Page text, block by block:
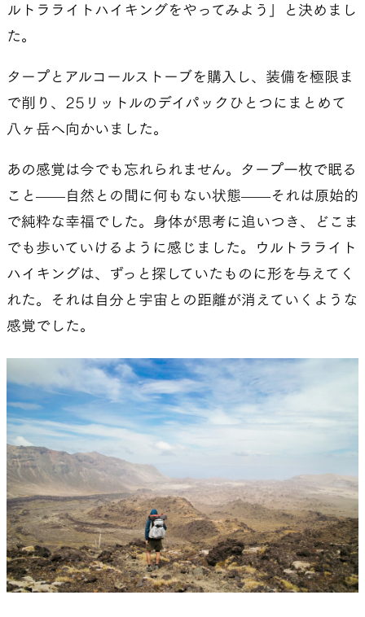
ルトラライトハイキングをやってみよう」と決めまし
た。
タープとアルコールストーブを購入し、装備を極限ま
で削り、25リットルのデイパックひとつにまとめて
八ヶ岳へ向かいました。
あの感覚は今でも忘れられません。タープ一枚で眠る
こと——自然との間に何もない状態——それは原始的
で純粋な幸福でした。身体が思考に追いつき、どこま
でも歩いていけるように感じました。ウルトラライト
ハイキングは、ずっと探していたものに形を与えてく
れた。それは自分と宇宙との距離が消えていくような
感覚でした。